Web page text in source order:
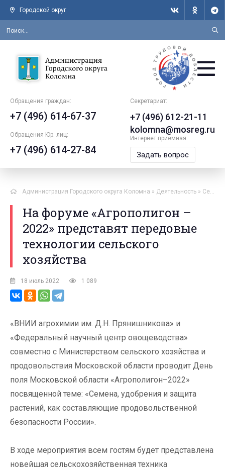
Городской округ
Обращения граждан:
+7 (496) 614-67-37
Обращения Юр. лиц:
+7 (496) 614-27-84
Секретариат:
+7 (496) 612-21-11
kolomna@mosreg.ru
Интернет приёмная:
Задать вопрос
Администрация Городского округа Коломна » Деятельность » Сельское хозяйство
На форуме «Агрополигон –
2022» представят передовые
технологии сельского
хозяйства
18 июль 2022 1 089
«ВНИИ агрохимии им. Д.Н. Прянишникова» и
«Федеральный научный центр овощеводства»
совместно с Министерством сельского хозяйства и
продовольствия Московской области проводит День
поля Московской области «Агрополигон–2022»
посвященной теме: «Семена, удобрения и защита
растений, как составляющие продовольственной
безопасности России».
В ходе мероприятия всем гостям будет представлена
новейшая сельскохозяйственная техника